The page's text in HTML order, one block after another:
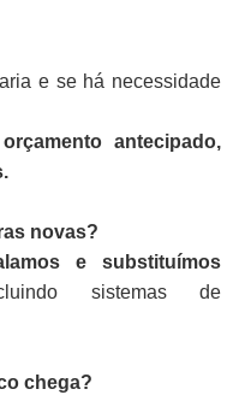
e se há necessidade
antecipado,
novas?
e substituímos
sistemas de
chega?